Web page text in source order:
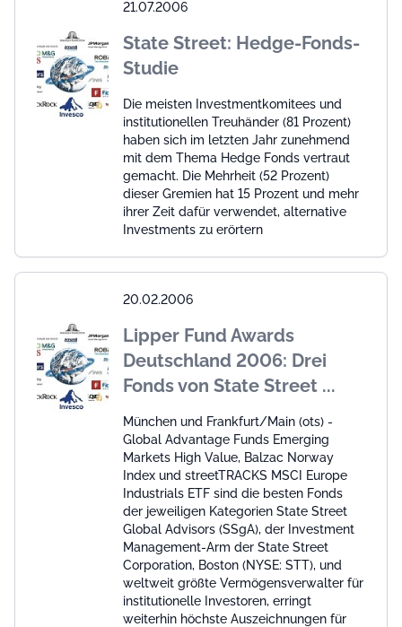
21.07.2006
State Street: Hedge-Fonds-
Studie
Die meisten Investmentkomitees und
institutionellen Treu­händer (81 Prozent)
haben sich im letzten Jahr zunehmend
mit dem Thema Hedge Fonds vertraut
gemacht. Die Mehrheit (52 Prozent)
dieser Gremien hat 15 Prozent und mehr
ihrer Zeit dafür verwendet, alternative
Investments zu erörtern
20.02.2006
Lipper Fund Awards
Deutschland 2006: Drei
Fonds von State Street ...
München und Frankfurt/Main (ots) -
Global Advantage Funds Emerging
Markets High Value, Balzac Norway
Index und streetTRACKS MSCI Europe
Industrials ETF sind die besten Fonds
der jeweiligen Kategorien State Street
Global Advisors (SSgA), der Investment
Management-Arm der State Street
Corporation, Boston (NYSE: STT), und
weltweit größte Vermögensverwalter für
institutionelle Investoren, erringt
weiterhin höchste Auszeichnungen für